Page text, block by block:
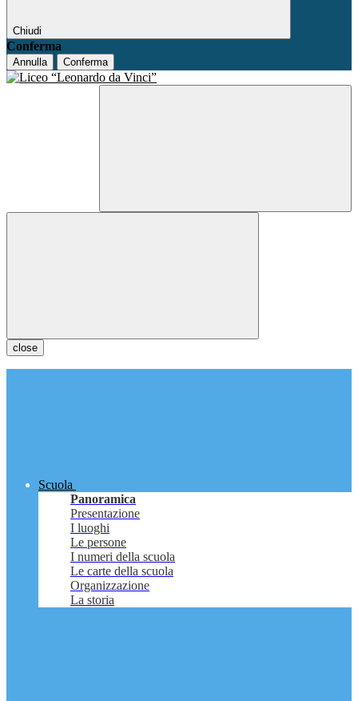
Chiudi
Conferma
Annulla Conferma
close
Scuola
Panoramica
Presentazione
I luoghi
Le persone
I numeri della scuola
Le carte della scuola
Organizzazione
La storia